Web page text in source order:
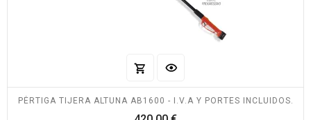
PÉRTIGA TIJERA ALTUNA AB1600 - I.V.A Y PORTES INCLUIDOS.